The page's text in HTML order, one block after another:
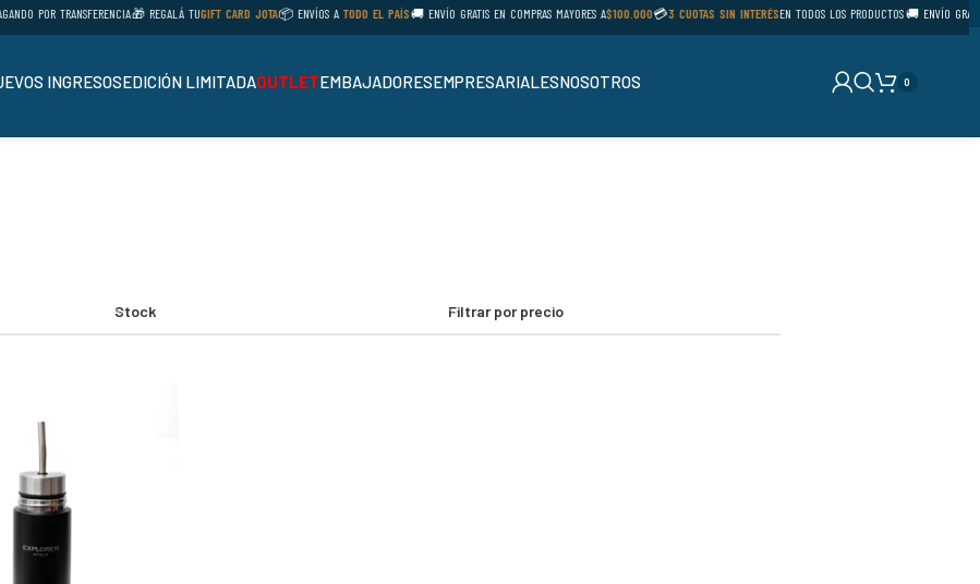
POR TRANSFERENCIA🎁 REGALÁ TU GIFT CARD JOTA📦 ENVÍOS ATODO EL PAÍS🚚 ENVÍO GRATIS EN COMPRAS MAYORES A$100.000💳3 CUOTAS SIN INTERÉSEN TODOS LOS PRODUCTOS🚚 ENVÍO GRATIS
INGRESOSEDICIÓN LIMITADAOUTLETEMBAJADORESEMPRESARIALESNOSOTROS 0
Stock Filtrar por precio